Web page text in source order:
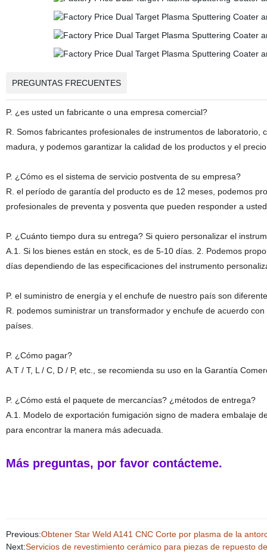
PREGUNTAS FRECUENTES
P. ¿es usted un fabricante o una empresa comercial?
R. Somos fabricantes profesionales de instrumentos de
madura, y podemos garantizar la calidad de los productos y el
P. ¿Cómo es el sistema de servicio postventa de su empresa?
R. el período de garantía del producto es de 12 meses, podemos
profesionales de preventa y posventa que pueden responder a
P. ¿Cuánto tiempo dura su entrega? Si quiero personalizar el
A.1. Si los bienes están en stock, es de 5-10 días. 2. Podemos
días dependiendo de las especificaciones del instrumento
P. el suministro de energía y el enchufe de nuestro país son
R. podemos suministrar un transformador y enchufe de acuerdo
países.
P. ¿Cómo pagar?
A.T / T, L / C, D / P, etc., se recomienda su uso en la Garantía
P. ¿Cómo está el paquete de mercancías? ¿métodos de entrega?
A.1. Modelo de exportación fumigación signo de madera embalaje
para encontrar la manera más adecuada.
Más preguntas, por favor contácteme.
Previous:Obtener Star Weld A141 CNC Corte por plasma de la
Next:Servicios de revestimiento cerámico para piezas de repuesto